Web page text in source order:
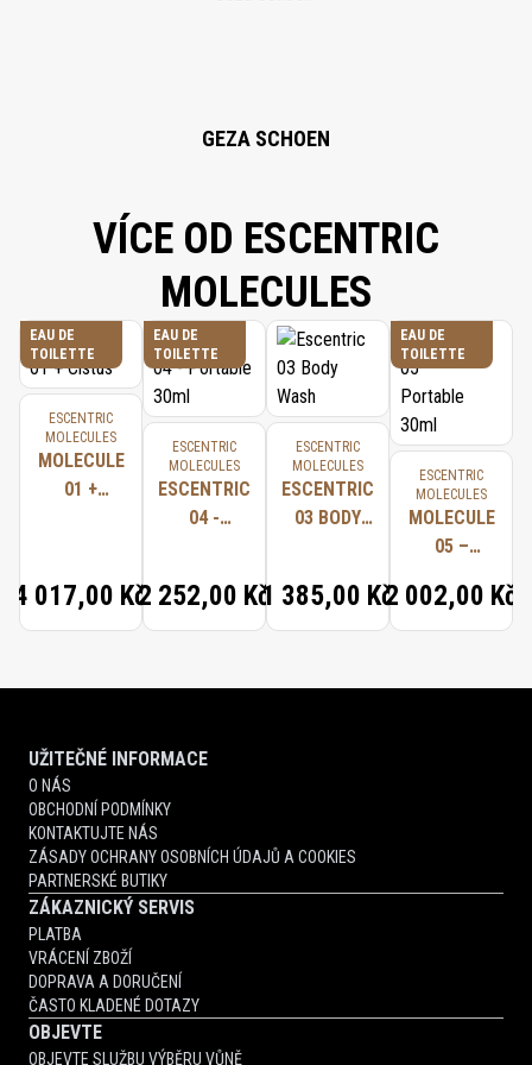
GEZA SCHOEN
VÍCE OD ESCENTRIC
MOLECULES
EAU DE
TOILETTE
ESCENTRIC
MOLECULES
MOLECULE
01 +
4 017,00 Kč
EAU DE
TOILETTE
ESCENTRIC
MOLECULES
ESCENTRIC
04 -
2 252,00 Kč
ESCENTRIC
MOLECULES
ESCENTRIC
03 BODY
1 385,00 Kč
EAU DE
TOILETTE
ESCENTRIC
MOLECULES
MOLECULE
05 –
30ML
2 002,00 Kč
UŽITEČNÉ INFORMACE
O NÁS
OBCHODNÍ PODMÍNKY
KONTAKTUJTE NÁS
ZÁSADY OCHRANY OSOBNÍCH ÚDAJŮ A COOKIES
PARTNERSKÉ BUTIKY
ZÁKAZNICKÝ SERVIS
PLATBA
VRÁCENÍ ZBOŽÍ
DOPRAVA A DORUČENÍ
ČASTO KLADENÉ DOTAZY
OBJEVTE
OBJEVTE SLUŽBU VÝBĚRU VŮNĚ